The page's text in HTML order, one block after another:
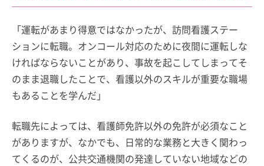
「運転があまり得意ではなかったが、訪問看護ステー
ションに転職。オンコール対応のために夜間に運転しな
ければならないことがあり、事故を起こしてしまってそ
のまま退職したことで、看護以外のスキルが重要な職場
もあることを学んだ」
転職先によっては、看護師免許以外の免許が必須なこと
がありますが、なかでも、日常的な業務と大きく関わっ
てくるのが、公共交通機関の発達していない地域などの